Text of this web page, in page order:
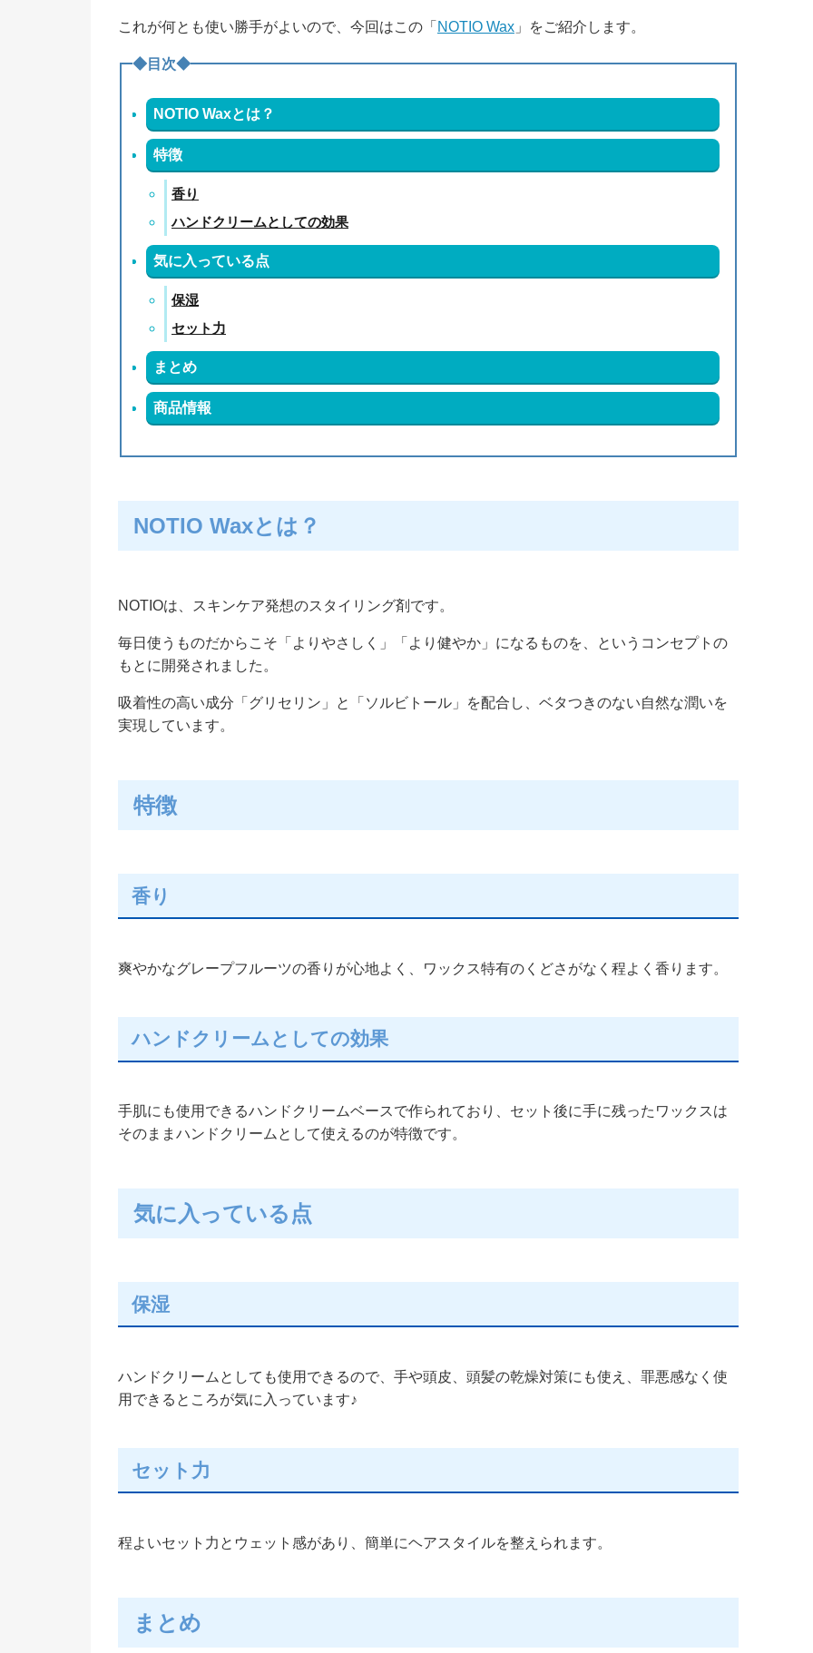
これが何とも使い勝手がよいので、今回はこの「 NOTIO Wax 」をご紹介します。
◆目次◆
NOTIO Waxとは？
特徴
香り
ハンドクリームとしての効果
気に入っている点
保湿
セット力
まとめ
商品情報
NOTIO Waxとは？
NOTIOは、スキンケア発想のスタイリング剤です。
毎日使うものだからこそ「よりやさしく」「より健やか」になるものを、というコンセプトの
もとに開発されました。
吸着性の高い成分「グリセリン」と「ソルビトール」を配合し、ベタつきのない自然な潤いを
実現しています。
特徴
香り
爽やかなグレープフルーツの香りが心地よく、ワックス特有のくどさがなく程よく香ります。
ハンドクリームとしての効果
手肌にも使用できるハンドクリームベースで作られており、セット後に手に残ったワックスは
そのままハンドクリームとして使えるのが特徴です。
気に入っている点
保湿
ハンドクリームとしても使用できるので、手や頭皮、頭髪の乾燥対策にも使え、罪悪感なく使
用できるところが気に入っています♪
セット力
程よいセット力とウェット感があり、簡単にヘアスタイルを整えられます。
まとめ